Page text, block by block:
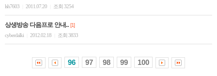
lsh7603
2011.07.20 조회 3254
상생방송 다음프로 안내.. [1]
cyberdalki
2012.02.18 조회 3833
96 97 98 99 100